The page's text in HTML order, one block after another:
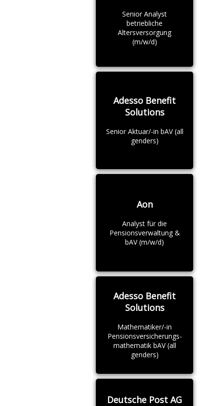
Senior Analyst
betriebliche
Altersversorgung
(m/w/d)
Adesso Benefit
Solutions
Senior Aktuar/-in bAV (all
genders)
Aon
Analyst für die
Pensionsverwaltung &
bAV (m/w/d)
Adesso Benefit
Solutions
Mathematiker/-in
Pensionsversicherungs-
mathematik bAV (all
genders)
Deutsche Post AG